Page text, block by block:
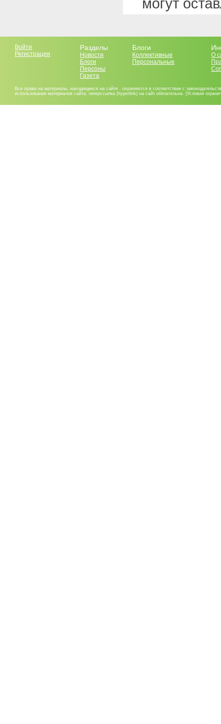
Войти
Регистрация
Разделы
Новости
Блоги
Персоны
Газета
Блоги
Коллективные
Персональные
О
Все права на материалы, находящиеся на сайте , охраняются в соответствии с
использовании материалов сайта, гиперссылка (hyperlink) на сайт обязательна. (Условия